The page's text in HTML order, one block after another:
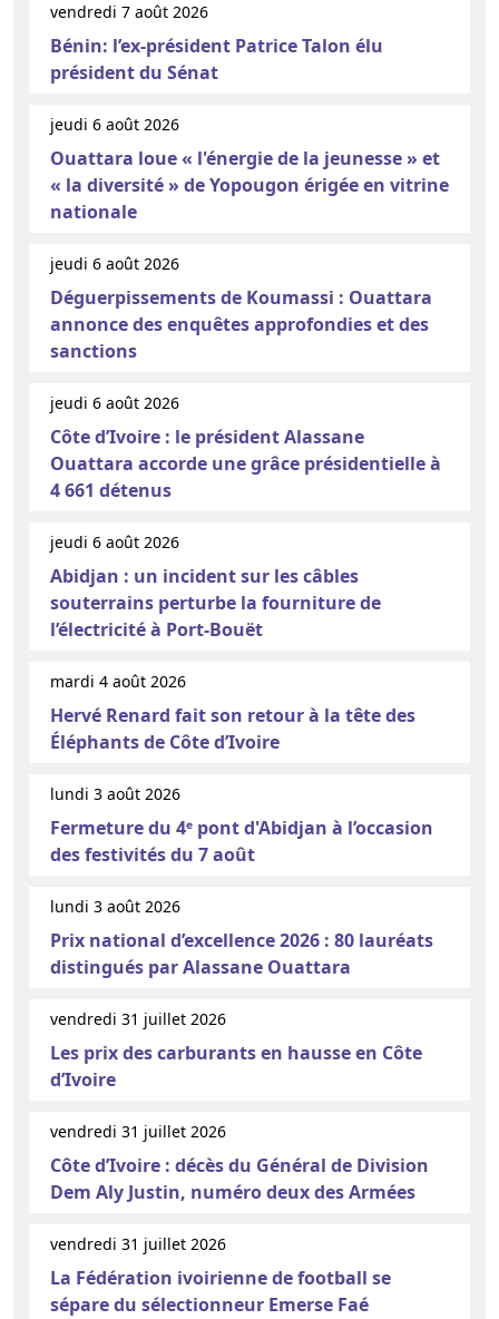
vendredi 7 août 2026
Bénin: l’ex-président Patrice Talon élu
président du Sénat
jeudi 6 août 2026
Ouattara loue « l'énergie de la jeunesse » et
« la diversité » de Yopougon érigée en vitrine
nationale
jeudi 6 août 2026
Déguerpissements de Koumassi : Ouattara
annonce des enquêtes approfondies et des
sanctions
jeudi 6 août 2026
Côte d’Ivoire : le président Alassane
Ouattara accorde une grâce présidentielle à
4 661 détenus
jeudi 6 août 2026
Abidjan : un incident sur les câbles
souterrains perturbe la fourniture de
l’électricité à Port-Bouët
mardi 4 août 2026
Hervé Renard fait son retour à la tête des
Éléphants de Côte d’Ivoire
lundi 3 août 2026
Fermeture du 4ᵉ pont d'Abidjan à l’occasion
des festivités du 7 août
lundi 3 août 2026
Prix national d’excellence 2026 : 80 lauréats
distingués par Alassane Ouattara
vendredi 31 juillet 2026
Les prix des carburants en hausse en Côte
d’Ivoire
vendredi 31 juillet 2026
Côte d’Ivoire : décès du Général de Division
Dem Aly Justin, numéro deux des Armées
vendredi 31 juillet 2026
La Fédération ivoirienne de football se
sépare du sélectionneur Emerse Faé